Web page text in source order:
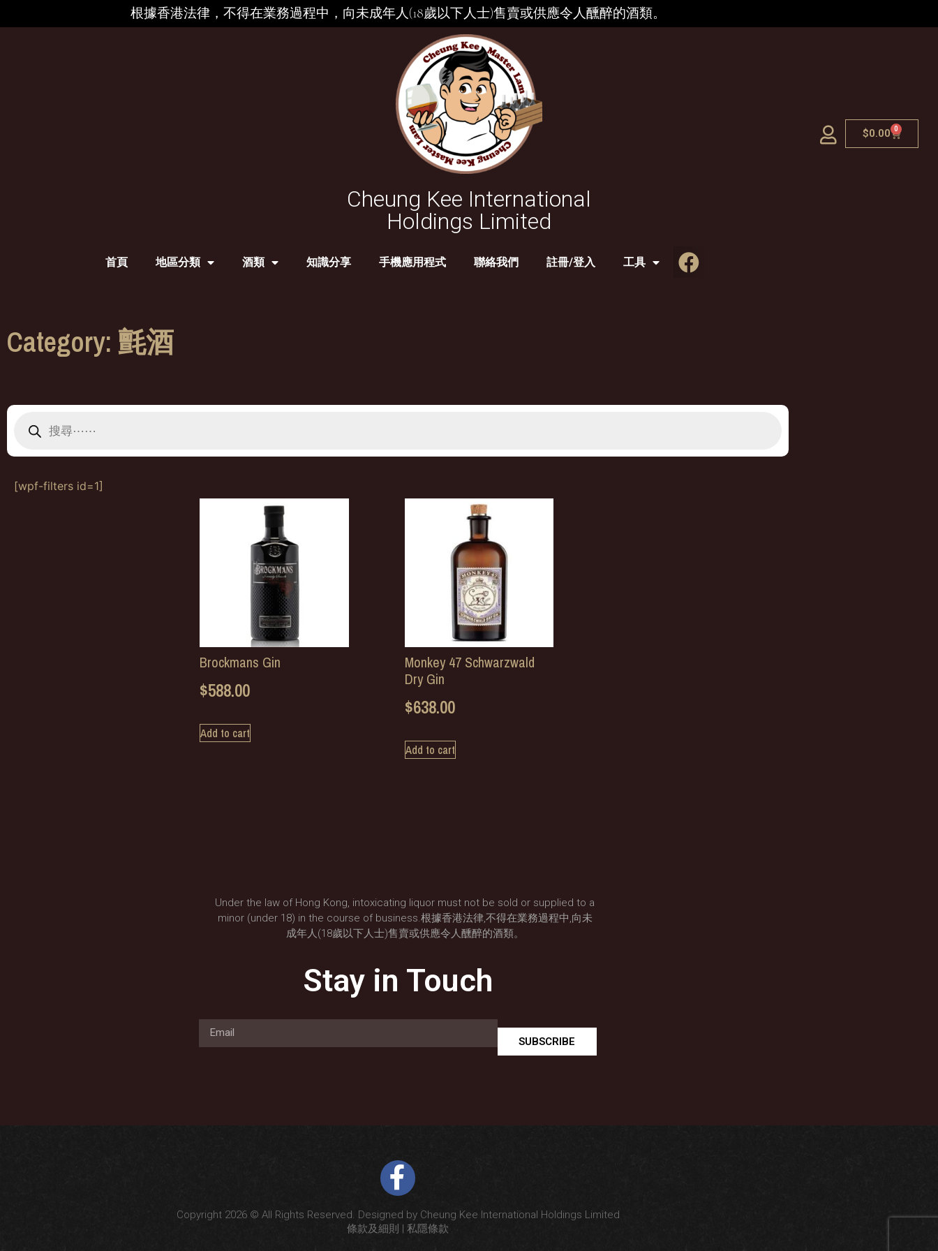
根據香港法律，不得在業務過程中，向未成年人(18歲以下人士)售賣或供應令人醺醉的酒類。
Cheung Kee International
Holdings Limited
$0.00 0
首頁 地區分類 酒類 知識分享 手機應用程式 聯絡我們 註冊/登入 工具
Category: 氈酒
[wpf-filters id=1]
Brockmans Gin
$588.00
Add to cart
Monkey 47 Schwarzwald
Dry Gin
$638.00
Add to cart
Under the law of Hong Kong, intoxicating liquor must not be sold or supplied to a
minor (under 18) in the course of business.根據香港法律,不得在業務過程中,向未
成年人(18歲以下人士)售賣或供應令人醺醉的酒類。
Stay in Touch
SUBSCRIBE
Copyright 2026 © All Rights Reserved. Designed by Cheung Kee International Holdings Limited
條款及細則 | 私隱條款